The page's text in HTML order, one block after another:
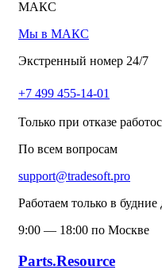
МАКС
Мы в МАКС
Экстренный номер 24/7
+7 499 455-14-01
Только при отказе
По всем вопросам
support@tradesoft.pro
Работаем только в будние
9:00 — 18:00 по Москве
Parts.Resource